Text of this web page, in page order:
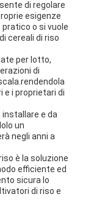
di regolare
esigenze
o si vuole
cereali di riso
per lotto,
di
e i proprietari di
installare e da
un
negli anni a
è la soluzione
efficiente ed
sicura lo
di riso e